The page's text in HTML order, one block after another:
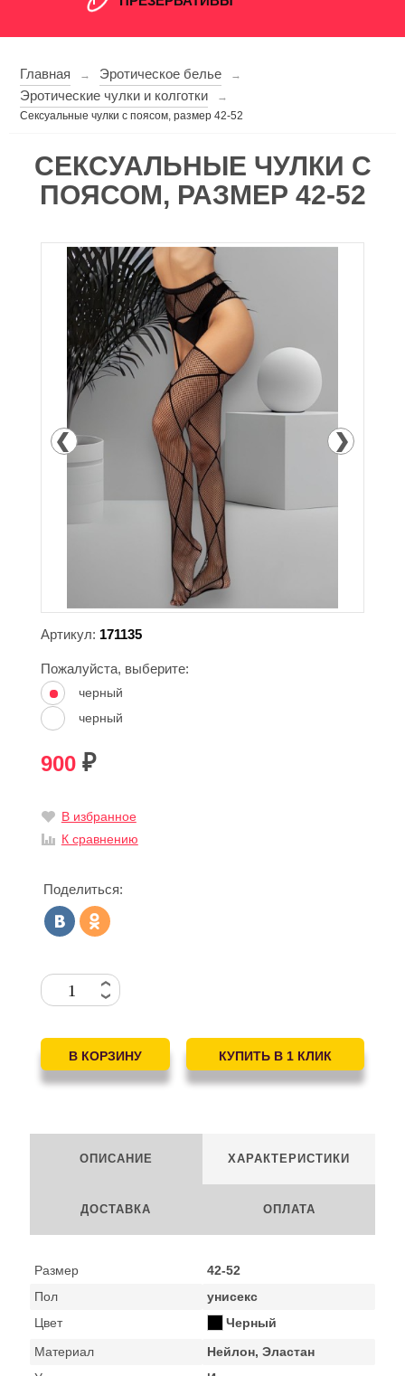
Главная → Эротическое белье →
Эротические чулки и колготки
→
Сексуальные чулки с поясом, размер 42-52
СЕКСУАЛЬНЫЕ ЧУЛКИ С
ПОЯСОМ, РАЗМЕР 42-52
Артикул: 171135
Пожалуйста, выберите:
черный
черный
900 ₽
В избранное
К сравнению
Поделиться:
ОПИСАНИЕ ХАРАКТЕРИСТИКИ
ДОСТАВКА ОПЛАТА
Размер
42-52
Пол
унисекс
Цвет
Черный
Материал
Нейлон, Эластан